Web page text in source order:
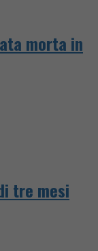
morta in
tre mesi